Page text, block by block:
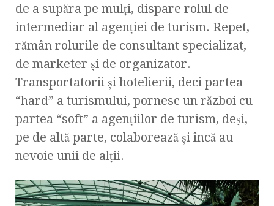
de a supăra pe mulţi, dispare rolul de
intermediar al agenţiei de turism. Repet,
rămân rolurile de consultant specializat,
de marketer şi de organizator.
Transportatorii şi hotelierii, deci partea
“hard” a turismului, pornesc un război cu
partea “soft” a agenţiilor de turism, deşi,
pe de altă parte, colaborează şi încă au
nevoie unii de alţii.